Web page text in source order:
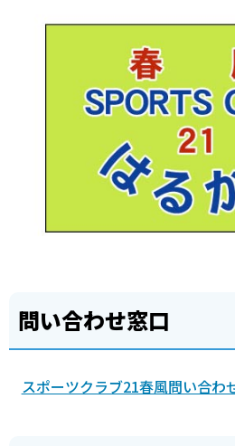
問い合わせ窓口
スポーツクラブ21春風問い合わ